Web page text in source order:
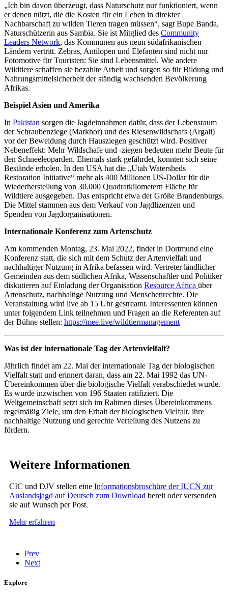
„Ich bin davon überzeugt, dass Naturschutz nur funktioniert, wenn
er denen nützt, die die Kosten für ein Leben in direkter
Nachbarschaft zu wilden Tieren tragen müssen“, sagt Bupe Banda,
Naturschützerin aus Sambia. Sie ist Mitglied des Community
Leaders Network, das Kommunen aus neun südafrikanischen
Ländern vertritt. Zebras, Antilopen und Elefanten sind nicht nur
Fotomotive für Touristen: Sie sind Lebensmittel. Wie andere
Wildtiere schaffen sie bezahlte Arbeit und sorgen so für Bildung und
Nahrungsmittelsicherheit der ständig wachsenden Bevölkerung
Afrikas.
Beispiel Asien und Amerika
In Pakistan sorgen die Jagdeinnahmen dafür, dass der Lebensraum
der Schraubenziege (Markhor) und des Riesenwildschafs (Argali)
vor der Beweidung durch Hausziegen geschützt wird. Positiver
Nebeneffekt: Mehr Wildschafe und -ziegen bedeuten mehr Beute für
den Schneeleoparden. Ehemals stark gefährdet, konnten sich seine
Bestände erholen. In den USA hat die „Utah Watersheds
Restoration Initiative“ mehr als 400 Millionen US-Dollar für die
Wiederherstellung von 30.000 Quadratkilometern Fläche für
Wildtiere ausgegeben. Das entspricht etwa der Größe Brandenburgs.
Die Mittel stammen aus dem Verkauf von Jagdlizenzen und
Spenden von Jagdorganisationen.
Internationale Konferenz zum Artenschutz
Am kommenden Montag, 23. Mai 2022, findet in Dortmund eine
Konferenz statt, die sich mit dem Schutz der Artenvielfalt und
nachhaltiger Nutzung in Afrika befassen wird. Vertreter ländlicher
Gemeinden aus dem südlichen Afrika, Wissenschaftler und Politiker
diskutieren auf Einladung der Organisation Resource Africa über
Artenschutz, nachhaltige Nutzung und Menschenrechte. Die
Veranstaltung wird live ab 15 Uhr gestreamt. Interessenten können
unter folgendem Link teilnehmen und Fragen an die Referenten auf
der Bühne stellen: https://mee.live/wildtiermanagement
Was ist der internationale Tag der Artenvielfalt?
Jährlich findet am 22. Mai der internationale Tag der biologischen
Vielfalt statt und erinnert daran, dass am 22. Mai 1992 das UN-
Übereinkommen über die biologische Vielfalt verabschiedet wurde.
Es wurde inzwischen von 196 Staaten ratifiziert. Die
Weltgemeinschaft setzt sich im Rahmen dieses Übereinkommens
regelmäßig Ziele, um den Erhalt der biologischen Vielfalt, ihre
nachhaltige Nutzung und gerechte Verteilung des Nutzens zu
fördern.
Weitere Informationen
CIC und DJV stellen eine Informationsbroschüre der IUCN zur
Auslandsjagd auf Deutsch zum Download bereit oder versenden
sie auf Wunsch per Post.
Mehr erfahren
Prev
Next
Explore